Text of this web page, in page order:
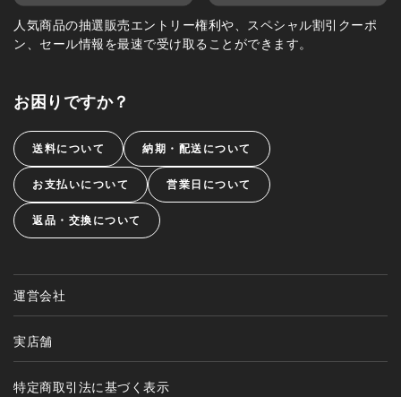
人気商品の抽選販売エントリー権利や、スペシャル割引クーポ
ン、セール情報を最速で受け取ることができます。
お困りですか？
送料について 納期・配送について
お支払いについて 営業日について
返品・交換について
運営会社
実店舗
特定商取引法に基づく表示